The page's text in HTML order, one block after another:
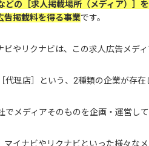
どの［求人掲載場所（メディア）］
告掲載料を得る事業です。
やリクナビは、この求人広告メディ
理店］という、2種類の企業が存在
メディアそのものを企画・運営して
イナビやリクナビといった様々な